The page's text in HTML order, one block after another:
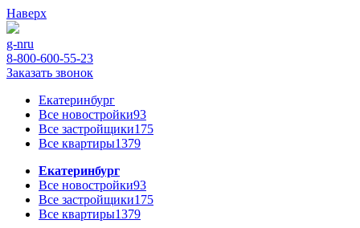
Наверх
g-nru
8-800-600-55-23
Заказать звонок
Екатеринбург
Все новостройки93
Все застройщики175
Все квартиры1379
Екатеринбург
Все новостройки93
Все застройщики175
Все квартиры1379